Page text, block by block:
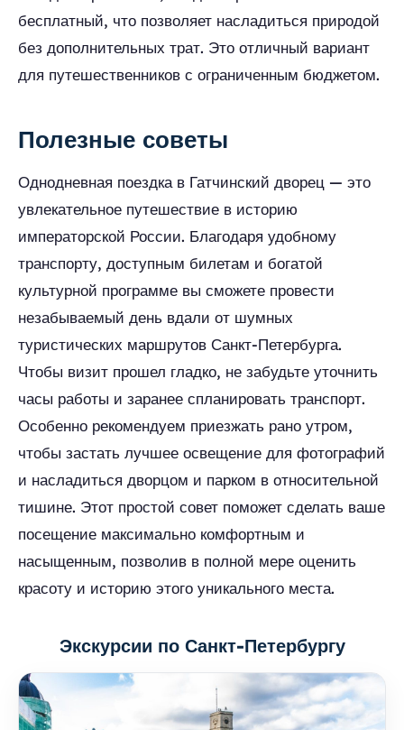
бесплатный, что позволяет насладиться природой
без дополнительных трат. Это отличный вариант
для путешественников с ограниченным бюджетом.
Полезные советы
Однодневная поездка в Гатчинский дворец — это
увлекательное путешествие в историю
императорской России. Благодаря удобному
транспорту, доступным билетам и богатой
культурной программе вы сможете провести
незабываемый день вдали от шумных
туристических маршрутов Санкт-Петербурга.
Чтобы визит прошел гладко, не забудьте уточнить
часы работы и заранее спланировать транспорт.
Особенно рекомендуем приезжать рано утром,
чтобы застать лучшее освещение для фотографий
и насладиться дворцом и парком в относительной
тишине. Этот простой совет поможет сделать ваше
посещение максимально комфортным и
насыщенным, позволив в полной мере оценить
красоту и историю этого уникального места.
Экскурсии по Санкт-Петербургу